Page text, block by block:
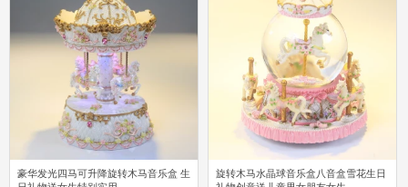
旋转木马水晶球音乐盒八音盒雪花生日
豪华发光四马可升降旋转木马音乐盒 生